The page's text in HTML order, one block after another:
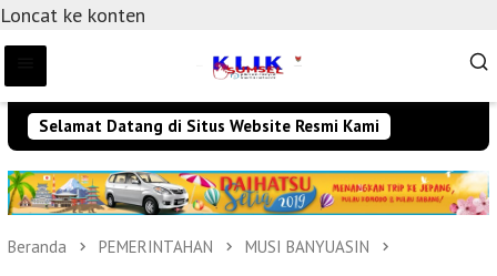
Loncat ke konten
Selamat Datang di Situs Website Resmi Kami
Beranda PEMERINTAHAN MUSI BANYUASIN